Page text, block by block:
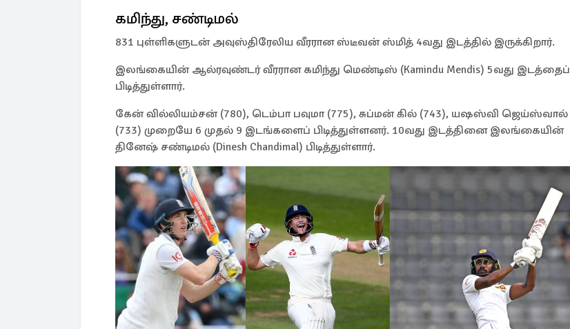
கமிந்து, சண்டிமல்
831 புள்ளிகளுடன் அவுஸ்திரேலிய வீரரான ஸ்டீவன் ஸ்மித் 4வது இடத்தில் இருக்கிறார்.
இலங்கையின் ஆல்ரவுண்டர் வீரரான கமிந்து மெண்டிஸ் (Kamindu Mendis) 5வது இடத்தைப்
பிடித்துள்ளார்.
கேன் வில்லியம்சன் (780), டெம்பா பவுமா (775), சுப்மன் கில் (743), யஷஸ்வி ஜெய்ஸ்வால்
(733) முறையே 6 முதல் 9 இடங்களைப் பிடித்துள்ளனர். 10வது இடத்தினை இலங்கையின்
தினேஷ் சண்டிமல் (Dinesh Chandimal) பிடித்துள்ளார்.